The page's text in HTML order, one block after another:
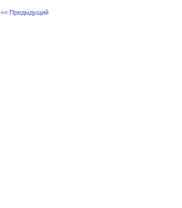
<< Предыдущий